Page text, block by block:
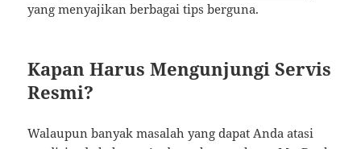
yang menyajikan berbagai tips berguna.
Kapan Harus Mengunjungi Servis
Resmi?
Walaupun banyak masalah yang dapat Anda atasi